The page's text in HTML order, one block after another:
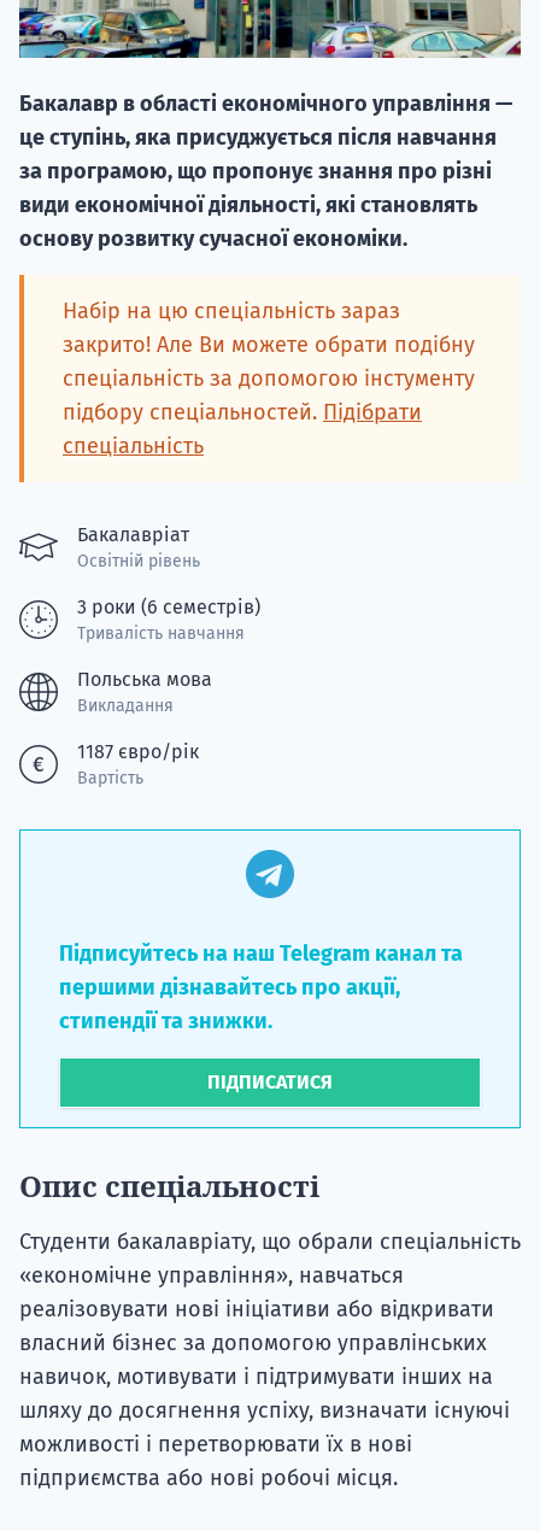
Бакалавр в області економічного управління —
це ступінь, яка присуджується після навчання
за програмою, що пропонує знання про різні
види економічної діяльності, які становлять
основу розвитку сучасної економіки.
Набір на цю спеціальність зараз
закрито! Але Ви можете обрати подібну
спеціальність за допомогою інстументу
підбору спеціальностей. Підібрати
спеціальність
Бакалавріат
Освітній рівень
3 роки (6 семестрів)
Тривалість навчання
Польська мова
Викладання
1187 євро/рік
Вартість
Підписуйтесь на наш Telegram канал та
першими дізнавайтесь про акції,
стипендії та знижки.
ПІДПИСАТИСЯ
Опис спеціальності
Студенти бакалавріату, що обрали спеціальність
«економічне управління», навчаться
реалізовувати нові ініціативи або відкривати
власний бізнес за допомогою управлінських
навичок, мотивувати і підтримувати інших на
шляху до досягнення успіху, визначати існуючі
можливості і перетворювати їх в нові
підприємства або нові робочі місця.
"Навчання
НАБІР